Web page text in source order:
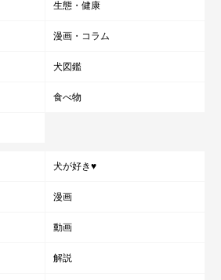
生態・健康
漫画・コラム
犬図鑑
食べ物
犬が好き♥
漫画
動画
解説